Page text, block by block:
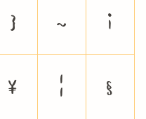
} ~
¡
¥ ¦
§